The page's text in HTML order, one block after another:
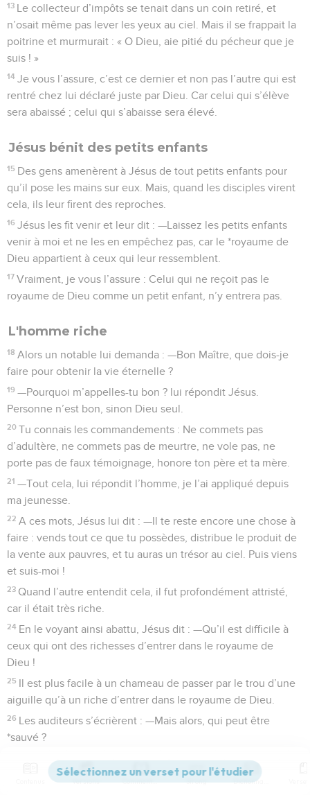
13 Le collecteur d’impôts se tenait dans un coin retiré, et
n’osait même pas lever les yeux au ciel. Mais il se frappait la
poitrine et murmurait : « O Dieu, aie pitié du pécheur que je
suis ! »
14 Je vous l’assure, c’est ce dernier et non pas l’autre qui est
rentré chez lui déclaré juste par Dieu. Car celui qui s’élève
sera abaissé ; celui qui s’abaisse sera élevé.
Jésus bénit des petits enfants
15 Des gens amenèrent à Jésus de tout petits enfants pour
qu’il pose les mains sur eux. Mais, quand les disciples virent
cela, ils leur firent des reproches.
16 Jésus les fit venir et leur dit : —Laissez les petits enfants
venir à moi et ne les en empêchez pas, car le *royaume de
Dieu appartient à ceux qui leur ressemblent.
17 Vraiment, je vous l’assure : Celui qui ne reçoit pas le
royaume de Dieu comme un petit enfant, n’y entrera pas.
L'homme riche
18 Alors un notable lui demanda : —Bon Maître, que dois-je
faire pour obtenir la vie éternelle ?
19 —Pourquoi m’appelles-tu bon ? lui répondit Jésus.
Personne n’est bon, sinon Dieu seul.
20 Tu connais les commandements : Ne commets pas
d’adultère, ne commets pas de meurtre, ne vole pas, ne
porte pas de faux témoignage, honore ton père et ta mère.
21 —Tout cela, lui répondit l’homme, je l’ai appliqué depuis
ma jeunesse.
22 A ces mots, Jésus lui dit : —Il te reste encore une chose à
faire : vends tout ce que tu possèdes, distribue le produit de
la vente aux pauvres, et tu auras un trésor au ciel. Puis viens
et suis-moi !
23 Quand l’autre entendit cela, il fut profondément attristé,
car il était très riche.
24 En le voyant ainsi abattu, Jésus dit : —Qu’il est difficile à
ceux qui ont des richesses d’entrer dans le royaume de
Dieu !
25 Il est plus facile à un chameau de passer par le trou d’une
aiguille qu’à un riche d’entrer dans le royaume de Dieu.
26 Les auditeurs s’écrièrent : —Mais alors, qui peut être
*sauvé ?
Jésus leur répondit : —Ce qui est impossible aux hommes
est possible à Dieu.
Versions Commentaires Strong